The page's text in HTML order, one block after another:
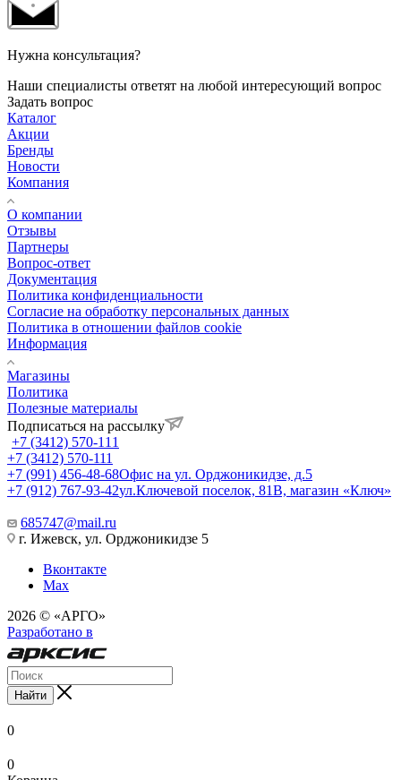
Нужна консультация?
Наши специалисты ответят на любой интересующий вопрос
Задать вопрос
Каталог
Акции
Бренды
Новости
Компания
О компании
Отзывы
Партнеры
Вопрос-ответ
Документация
Политика конфиденциальности
Согласие на обработку персональных данных
Политика в отношении файлов cookie
Информация
Магазины
Политика
Полезные материалы
Подписаться на рассылку
+7 (3412) 570-111
+7 (3412) 570-111
+7 (991) 456-48-68Офис на ул. Орджоникидзе, д.5
+7 (912) 767-93-42ул.Ключевой поселок, 81В, магазин «Ключ»
685747@mail.ru
г. Ижевск, ул. Орджоникидзе 5
Вконтакте
Max
2026 © «АРГО»
Разработано в
Найти
0
0